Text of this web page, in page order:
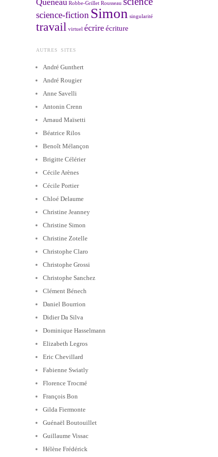
Robbe-Grillet Rousseau
science-fiction Simon singularité
travail virtuel écrireécriture
AUTRES SITES
André Gunthert
André Rougier
Anne Savelli
Antonin Crenn
Arnaud Maïsetti
Béatrice Rilos
Benoît Mélançon
Brigitte Célérier
Cécile Arènes
Cécile Portier
Chloé Delaume
Christine Jeanney
Christine Simon
Christine Zotelle
Christophe Claro
Christophe Grossi
Christophe Sanchez
Clément Bénech
Daniel Bourrion
Didier Da Silva
Dominique Hasselmann
Elizabeth Legros
Eric Chevillard
Fabienne Swiatly
Florence Trocmé
François Bon
Gilda Fiermonte
Guénaël Boutouillet
Guillaume Vissac
Hélène Frédérick